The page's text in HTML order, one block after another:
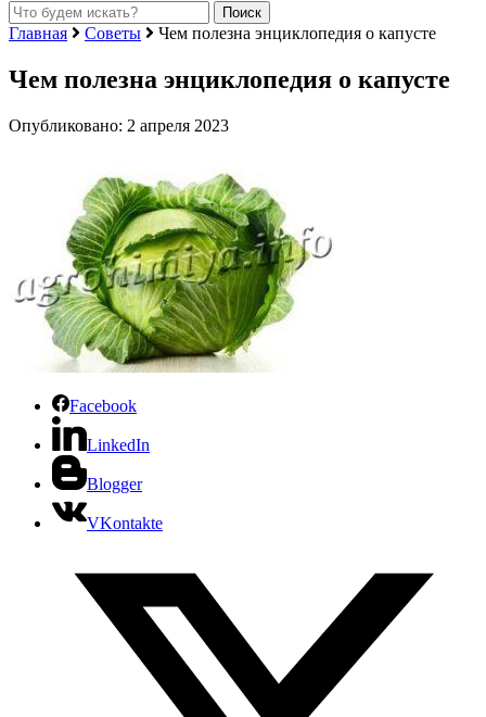
Главная Советы Чем полезна энциклопедия о капусте
Чем полезна энциклопедия о капусте
Опубликовано: 2 апреля 2023
Facebook
LinkedIn
Blogger
VKontakte